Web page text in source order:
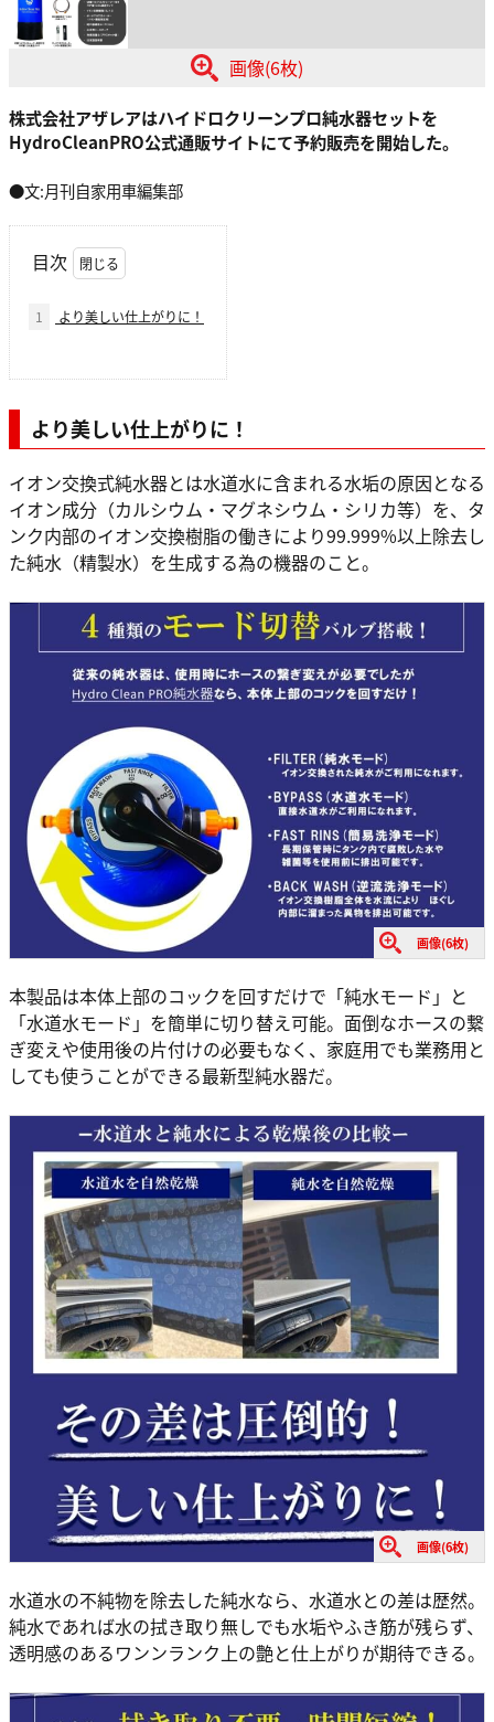
画像(6枚)
株式会社アザレアはハイドロクリーンプロ純水器セットを
HydroCleanPRO公式通販サイトにて予約販売を開始した。
●文:月刊自家用車編集部
目次
1 より美しい仕上がりに！
より美しい仕上がりに！
イオン交換式純水器とは水道水に含まれる水垢の原因となる
イオン成分（カルシウム・マグネシウム・シリカ等）を、タ
ンク内部のイオン交換樹脂の働きにより99.999%以上除去し
た純水（精製水）を生成する為の機器のこと。
画像(6枚)
本製品は本体上部のコックを回すだけで「純水モード」と
「水道水モード」を簡単に切り替え可能。面倒なホースの繋
ぎ変えや使用後の片付けの必要もなく、家庭用でも業務用と
しても使うことができる最新型純水器だ。
画像(6枚)
水道水の不純物を除去した純水なら、水道水との差は歴然。
純水であれば水の拭き取り無しでも水垢やふき筋が残らず、
透明感のあるワンンランク上の艶と仕上がりが期待できる。